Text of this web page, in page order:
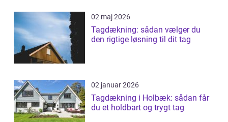
02 maj 2026
Tagdækning: sådan vælger du
den rigtige løsning til dit tag
02 januar 2026
Tagdækning i Holbæk: sådan får
du et holdbart og trygt tag